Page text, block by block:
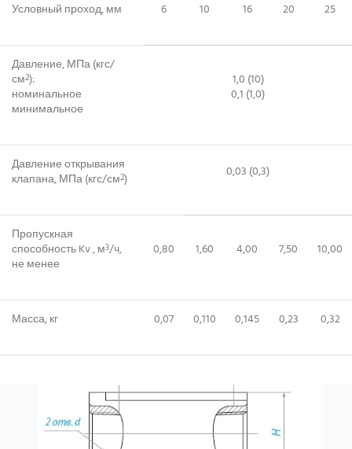
Условный проход, мм 6 10 16 20 25
Давление, МПа (кгс/
см2):
номинальное
минимальное
1,0 (10)
0,1 (1,0)
Давление открывания
клапана, МПа (кгс/см2) 0,03 (0,3)
Пропускная
способность Kv , м3/ч,
не менее
0,80 1,60 4,00 7,50 10,00
Масса, кг 0,07 0,110 0,145 0,23 0,32